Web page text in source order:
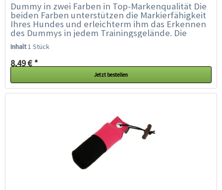
Dummy in zwei Farben in Top-Markenqualität Die
beiden Farben unterstützen die Markierfähigkeit
Ihres Hundes und erleichterm ihm das Erkennen
des Dummys in jedem Trainingsgelände. Die
spezielle Füllung und...
Inhalt1 Stück
8,49 € *
Jetzt bestellen